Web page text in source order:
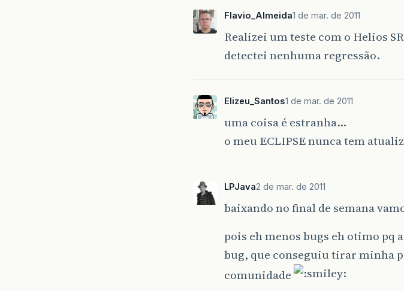
Flavio_Almeida1 de mar. de 2011
Realizei um teste com o Helios
detectei nenhuma regressão.
Elizeu_Santos1 de mar. de 2011
uma coisa é estranha…
o meu ECLIPSE nunca tem
LPJava2 de mar. de 2011
baixando no final de semana
pois eh menos bugs eh otimo pq
bug, que conseguiu tirar minha
comunidade